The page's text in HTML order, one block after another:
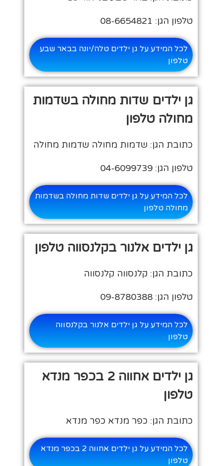
טלפון הגן: 08-6654821
לכל המידע על גן ילדים טלה/יונה בבאר שבע
טלפון
גן ילדים שדות מחולה בשדמות
מחולה טלפון
כתובת הגן: שדמות מחולה שדמות מחולה
טלפון הגן: 04-6099739
לכל המידע על גן ילדים שדות מחולה בשדמות
מחולה טלפון
גן ילדים אלנור בקלנסווה טלפון
כתובת הגן: קלנסווה קלנסווה
טלפון הגן: 09-8780388
לכל המידע על גן ילדים אלנור בקלנסווה
טלפון
גן ילדים אחווה 2 בכפר מנדא
טלפון
כתובת הגן: כפר מנדא כפר מנדא
לכל המידע על גן ילדים אחווה 2 בכפר מנדא
טלפון